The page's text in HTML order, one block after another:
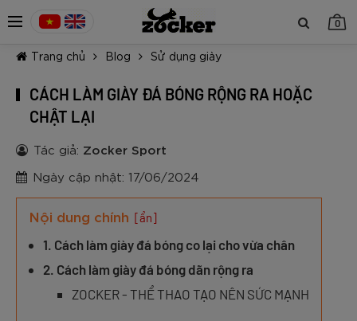
0
Trang chủ Blog Sử dụng giày
CÁCH LÀM GIÀY ĐÁ BÓNG RỘNG RA HOẶC
CHẬT LẠI
Tác giả: Zocker Sport
Ngày cập nhật: 17/06/2024
Nội dung chính [ẩn]
1. Cách làm giày đá bóng co lại cho vừa chân
2. Cách làm giày đá bóng dãn rộng ra
ZOCKER - THỂ THAO TẠO NÊN SỨC MẠNH